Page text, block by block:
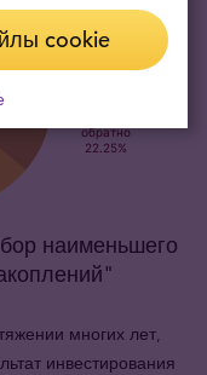
наименьшего
многих лет,
инвестирования
cookie